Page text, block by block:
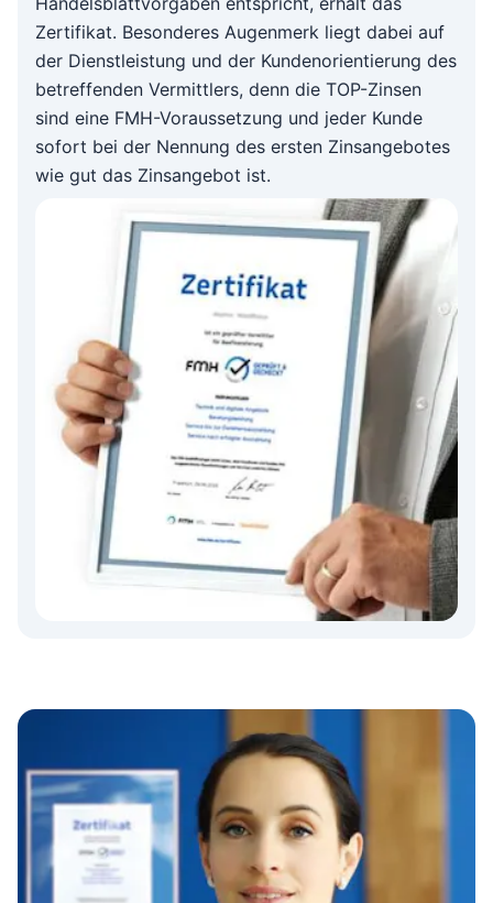
Zertifikat. Besonderes Augenmerk liegt dabei auf
der Dienstleistung und der Kundenorientierung des
betreffenden Vermittlers, denn die TOP-Zinsen
sind eine FMH-Voraussetzung und jeder Kunde
sofort bei der Nennung des ersten Zinsangebotes
wie gut das Zinsangebot ist.